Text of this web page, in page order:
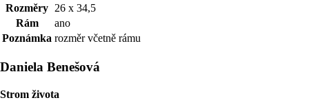
Rozměry 26 x 34,5
Rám
ano
Poznámka rozměr včetně rámu
Daniela Benešová
Strom života